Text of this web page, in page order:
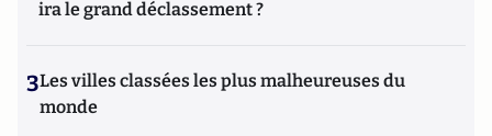
ira le grand déclassement ?
3Les villes classées les plus malheureuses du
monde